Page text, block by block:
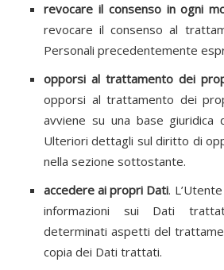
revocare il consenso in ogni
revocare il consenso al
Personali precedentemente
opporsi al trattamento dei
opporsi al trattamento dei
avviene su una base giuridica
Ulteriori dettagli sul diritto di
nella sezione sottostante.
accedere ai propri Dati.
informazioni sui Dati
determinati aspetti del
copia dei Dati trattati.